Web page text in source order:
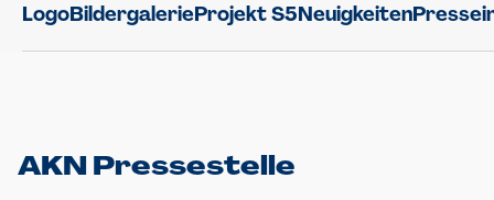
LogoBildergalerieProjekt S5Neuigkeiten
AKN Pressestelle